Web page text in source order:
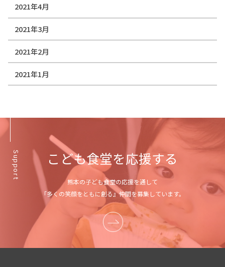
2021年4月
2021年3月
2021年2月
2021年1月
Support こども食堂を応援する
熊本の子ども食堂の応援を通して
「多くの笑顔をともに創る』仲間を募集しています。